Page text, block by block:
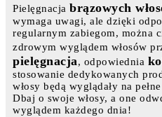
Pielęgnacja brązowych
wymaga uwagi, ale dzięki
regularnym zabiegom, można
zdrowym wyglądem włosów
pielęgnacja, odpowiednia
stosowanie dedykowanych
włosy będą wyglądały na
Dbaj o swoje włosy, a one
wyglądem każdego dnia!